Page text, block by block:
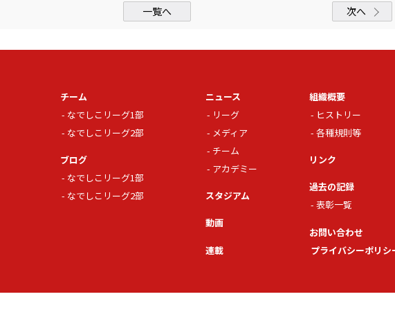
一覧へ 次へ
チーム
なでしこリーグ1部
なでしこリーグ2部
ブログ
なでしこリーグ1部
なでしこリーグ2部
ニュース
リーグ
メディア
チーム
アカデミー
スタジアム
動画
連載
組織概要
ヒストリー
各種規則等
リンク
過去の記録
表彰一覧
お問い合わせ
プライバシーポリシ